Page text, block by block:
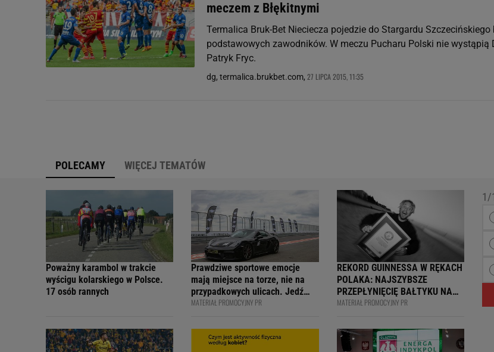
meczem z Błękitnymi
Termalica Bruk-Bet Nieciecza pojedzie do Stargardu Szczecińskiego
podstawowych zawodników. W meczu Pucharu Polski nie wystąpią
Patryk Fryc.
dg, termalica.brukbet.com, 27 LIPCA 2015, 11:35
POLECAMY WIĘCEJ TEMATÓW
Poważny karambol w trakcie
wyścigu kolarskiego w Polsce.
17 osób rannych
Prawdziwe sportowe emocje
mają miejsce na torze, nie na
przypadkowych ulicach. Jedź
bezpiecznie - apelują
internetowi twórcy na 4F Racing
Academy
MATERIAŁ PROMOCYJNY PR
REKORD GUINNESSA W RĘKACH
POLAKA: NAJSZYBSZE
PRZEPŁYNIĘCIĘ BAŁTYKU NA
DESCE WINDSURFINGOWEJ -
KSIĘGI
MATERIAŁ PROMOCYJNY PR
1/